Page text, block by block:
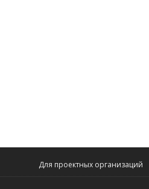
Для проектных организаций